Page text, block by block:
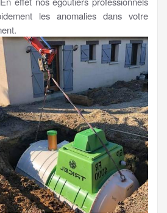
les anomalies dans votre